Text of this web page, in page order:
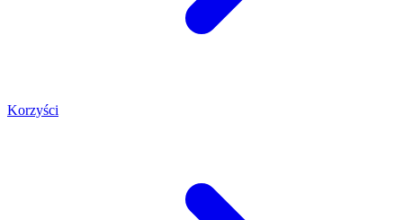
Korzyści